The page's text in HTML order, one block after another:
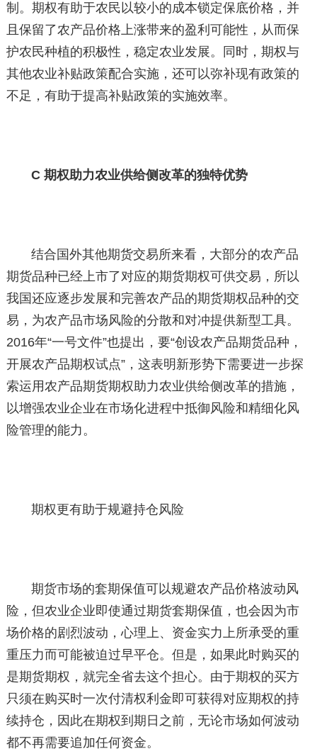
制。期权有助于农民以较小的成本锁定保底价格，并
且保留了农产品价格上涨带来的盈利可能性，从而保
护农民种植的积极性，稳定农业发展。同时，期权与
其他农业补贴政策配合实施，还可以弥补现有政策的
不足，有助于提高补贴政策的实施效率。
C 期权助力农业供给侧改革的独特优势
结合国外其他期货交易所来看，大部分的农产品
期货品种已经上市了对应的期货期权可供交易，所以
我国还应逐步发展和完善农产品的期货期权品种的交
易，为农产品市场风险的分散和对冲提供新型工具。
2016年“一号文件”也提出，要“创设农产品期货品种，
开展农产品期权试点”，这表明新形势下需要进一步探
索运用农产品期货期权助力农业供给侧改革的措施，
以增强农业企业在市场化进程中抵御风险和精细化风
险管理的能力。
期权更有助于规避持仓风险
期货市场的套期保值可以规避农产品价格波动风
险，但农业企业即使通过期货套期保值，也会因为市
场价格的剧烈波动，心理上、资金实力上所承受的重
重压力而可能被迫过早平仓。但是，如果此时购买的
是期货期权，就完全省去这个担心。由于期权的买方
只须在购买时一次付清权利金即可获得对应期权的持
续持仓，因此在期权到期日之前，无论市场如何波动
都不再需要追加任何资金。